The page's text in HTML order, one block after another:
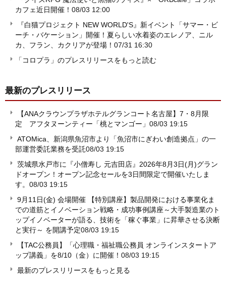
カフェ近日開催！ 08/03 12:00
『白猫プロジェクト NEW WORLD'S』新イベント「サマー・ビ
ーチ・バケーション」開催！夏らしい水着姿のエレノア、ニル
カ、フラン、カクリアが登場！ 07/31 16:30
「コロプラ」のプレスリリースをもっと読む
最新のプレスリリース
【ANAクラウンプラザホテルグランコート名古屋】7・8月限
定 アフタヌーンティー「桃とマンゴー」 08/03 19:15
ATOMica、新潟県魚沼市より「魚沼市にぎわい創造拠点」の一
部運営委託業務を受託08/03 19:15
茨城県水戸市に『小僧寿し 元吉田店』2026年8月3日(月)グラン
ドオープン！オープン記念セールを3日間限定で開催いたしま
す。 08/03 19:15
9月11日(金) 会場開催 【特別講座】製品開発における事業化ま
での道筋とイノベーション戦略・成功事例講座～大手製造業のト
ップイノベーターが語る、技術を「稼ぐ事業」に昇華させる決断
と実行～ を開講予定08/03 19:15
【TAC公務員】「心理職・福祉職公務員 オンラインスタートア
ップ講義」を8/10（金）に開催！ 08/03 19:15
最新のプレスリリースをもっと見る